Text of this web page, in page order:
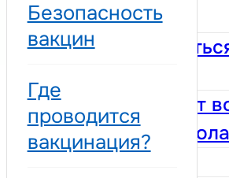
Папаниколау
Как
Что происходит
мазка
Безопасность
вакцин
Где
проводится
вакцинация?